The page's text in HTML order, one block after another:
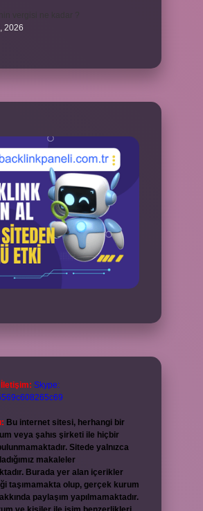
2026
Skype:
Bu internet sitesi, herhangi bir
veya şahıs şirketi ile hiçbir
Sitede yalnızca
makaleler
Burada yer alan içerikler
taşımamakta olup, gerçek kurum
paylaşım yapılmamaktadır.